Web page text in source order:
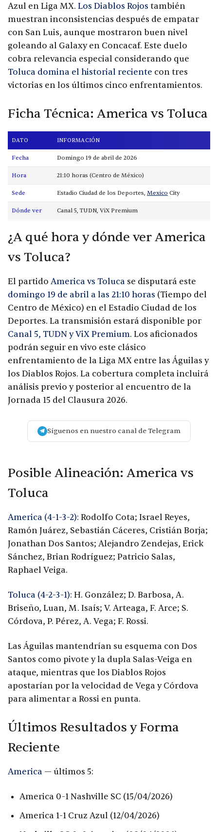
Azul en Liga MX. Los Diablos Rojos también
muestran inconsistencias después de empatar
con San Luis, aunque mostraron buen nivel
goleando al Galaxy en Concacaf. Este duelo
cobra relevancia especial considerando que
Toluca domina el historial reciente con tres
victorias en los últimos cinco enfrentamientos.
Ficha Técnica: America vs Toluca
DATO INFORMACIÓN
Fecha Domingo 19 de abril de 2026
Hora 21:10 horas (Centro de México)
Sede Estadio Ciudad de los Deportes, Mexico City
Dónde ver Canal 5, TUDN, ViX Premium
¿A qué hora y dónde ver America
vs Toluca?
El partido America vs Toluca se disputará este
domingo 19 de abril a las 21:10 horas (Tiempo del
Centro de México) en el Estadio Ciudad de los
Deportes. La transmisión estará disponible por
Canal 5, TUDN y ViX Premium. Los aficionados
podrán seguir en vivo este clásico
enfrentamiento de la Liga MX entre las Águilas y
los Diablos Rojos. La cobertura completa incluirá
análisis previo y posterior al encuentro de la
Jornada 15 del Clausura 2026.
Síguenos en nuestro canal de Telegram
Posible Alineación: America vs
Toluca
America (4-1-3-2): Rodolfo Cota; Israel Reyes,
Ramón Juárez, Sebastián Cáceres, Cristián Borja;
Jonathan Dos Santos; Alejandro Zendejas, Erick
Sánchez, Brian Rodríguez; Patricio Salas,
Raphael Veiga.
Toluca (4-2-3-1): H. González; D. Barbosa, A.
Briseño, Luan, M. Isaís; V. Arteaga, F. Arce; S.
Córdova, P. Pérez, A. Vega; F. Rossi.
Las Águilas mantendrían su esquema con Dos
Santos como pivote y la dupla Salas-Veiga en
ataque, mientras que los Diablos Rojos
apostarían por la velocidad de Vega y Córdova
para alimentar a Rossi en punta.
Últimos Resultados y Forma
Reciente
America — últimos 5:
America 0-1 Nashville SC (15/04/2026)
America 1-1 Cruz Azul (12/04/2026)